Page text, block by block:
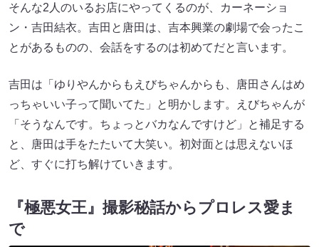
そんな2人のいるお店にやってくるのが、カーネーショ
ン・吉田結衣。吉田と唐田は、吉本興業の劇場で会ったこ
とがあるものの、会話をするのは初めてだと言います。
吉田は「ゆりやんからもえびちゃんからも、唐田さんはめ
っちゃいい子って聞いてた」と明かします。えびちゃんが
「そうなんです。ちょっとバカなんですけど」と補足する
と、唐田は手をたたいて大笑い。初対面とは思えないほ
ど、すぐに打ち解けていきます。
『極悪女王』撮影秘話からプロレス愛ま
で